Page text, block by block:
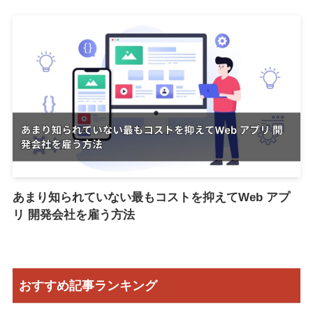
あまり知られていない最もコストを抑えてWeb アプ
リ 開発会社を雇う方法
おすすめ記事ランキング